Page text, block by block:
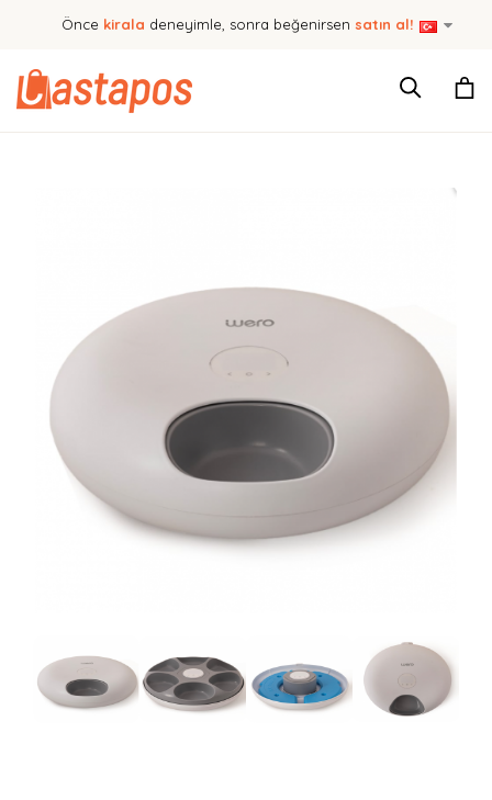
Önce kirala deneyimle, sonra beğenirsen satın al!